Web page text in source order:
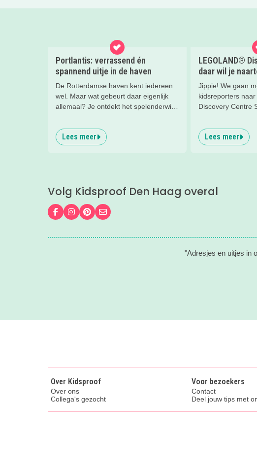
Portlantis: verrassend én
spannend uitje in de haven
De Rotterdamse haven kent iedereen
wel. Maar wat gebeurt daar eigenlijk
allemaal? Je ontdekt het spelenderwijs
gingen er een dag met vier meiden
heen en kwamen tijd tekort!
Lees meer
LEGOLAND®
daar wil je
Jippie! We gaan
kidsreporters
Discovery Centre
Scheveningen
Gigi voor staat....
kleurrijk LEGO®
Lees meer
Volg Kidsproof Den Haag overal
Volg ons op Facebook
Volg ons op Instagram
Volg ons op Pinterest
Mail ons
"Adresjes en uitjes in
Over Kidsproof
Over ons
Collega's gezocht
Voor bezoekers
Contact
Deel jouw tips met